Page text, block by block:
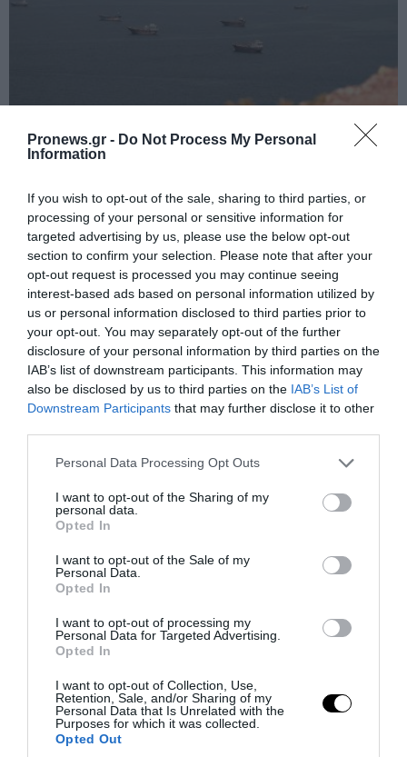
Pronews.gr - Do Not Process My Personal
Information
If you wish to opt-out of the sale, sharing to third parties, or
processing of your personal or sensitive information for
targeted advertising by us, please use the below opt-out
section to confirm your selection. Please note that after your
opt-out request is processed you may continue seeing
interest-based ads based on personal information utilized by
us or personal information disclosed to third parties prior to
your opt-out. You may separately opt-out of the further
disclosure of your personal information by third parties on the
IAB’s list of downstream participants. This information may
also be disclosed by us to third parties on the IAB’s List of
Downstream Participants that may further disclose it to other
Please note that this website/app uses one or more Google
not limited to your visit or usage behaviour. You may click to
grant or deny consent to Google and its third-party tags to
use your data for below specified purposes in below Google
consent section.
Personal Data Processing Opt Outs
I want to opt-out of the Sharing of my
personal data.
Opted In
I want to opt-out of the Sale of my
Personal Data.
Opted In
I want to opt-out of processing my
Personal Data for Targeted Advertising.
Opted In
I want to opt-out of Collection, Use,
Retention, Sale, and/or Sharing of my
Personal Data that Is Unrelated with the
Purposes for which it was collected.
Opted Out
Ιράν: «Φρένο» στο άνοιγμα των Στενών
αποχώρηση των ΗΠΑ
08.08.2026 | 20:52
PRONEWS.GR /ΔΙΕΘΝΗΣ ΑΣΦΑΛΕΙΑ
Ουκρανία: Βίντεο με βίαιη αρπαγή
19χρονου για επιστράτευση προκαλεί
αντιδράσεις
08.08.2026 | 18:58